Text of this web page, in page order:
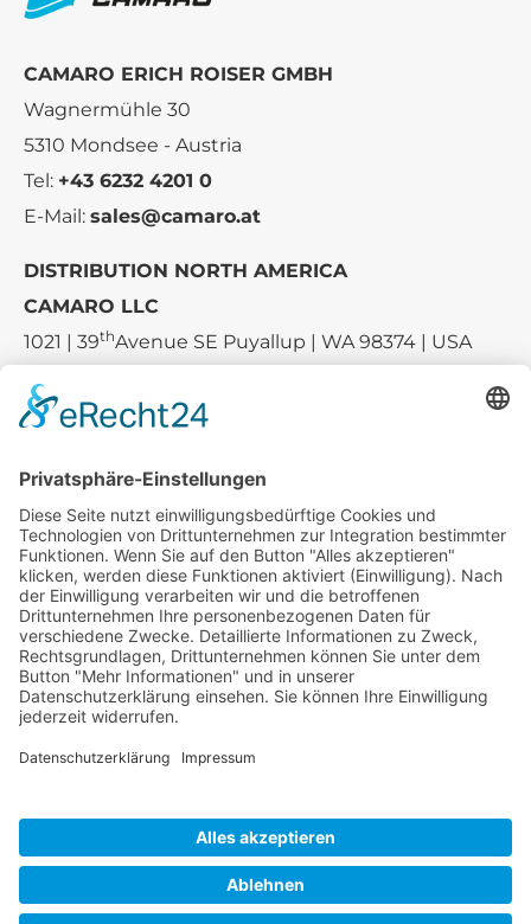
CAMARO ERICH ROISER GMBH
Wagnermühle 30
5310 Mondsee - Austria
Tel: +43 6232 4201 0
E-Mail: sales@camaro.at
DISTRIBUTION NORTH AMERICA
CAMARO LLC
1021 | 39thAvenue SE Puyallup | WA 98374 | USA
Tel.:+1 253-867-57 35
Unternehmen
Service
Media
© 2026 - Camaro Erich Roiser GmbH
AGB Impressum